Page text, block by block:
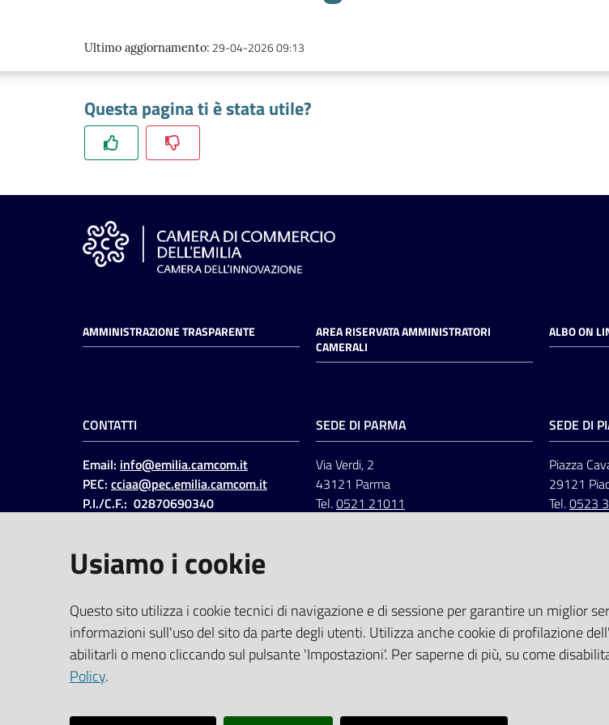
Ultimo aggiornamento: 29-04-2026 09:13
Questa pagina ti è stata utile?
AMMINISTRAZIONE TRASPARENTE
AREA RISERVATA AMMINISTRATORI
CAMERALI
ALBO ON
CONTATTI
Email: info@emilia.camcom.it
PEC: cciaa@pec.emilia.camcom.it
P.I./C.F.: 02870690340
Codice IPA: ccem
SEDE DI PARMA
Via Verdi, 2
43121 Parma
Tel.0521 21011
SEDE DI
Piazza
29121
Tel.0523
SOCIAL
LinkedinFacebookInstagram
Usiamo i cookie
Questo sito utilizza i cookie tecnici di navigazione e di sessione per garantire un miglior
informazioni sull'uso del sito da parte degli utenti. Utilizza anche cookie di profilazione
abilitarli o meno cliccando sul pulsante 'Impostazioni'. Per saperne di più, su come
Policy.